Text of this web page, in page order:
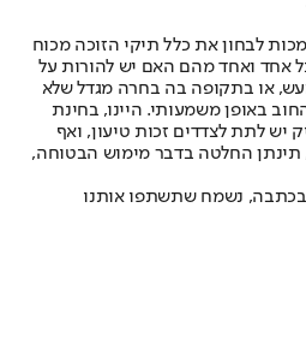
לבחון את כלל תיקי הזוכה מכוח
אחד ואחד מהם האם יש להורות על
או בתקופה בה בחרה מגדל שלא
באופן משמעותי. היינו, בחינת
יש לתת לצדדים זכות טיעון, ואף
תינתן החלטה בדבר מימוש הבטוחה,
נשמח שתשתפו אותנו